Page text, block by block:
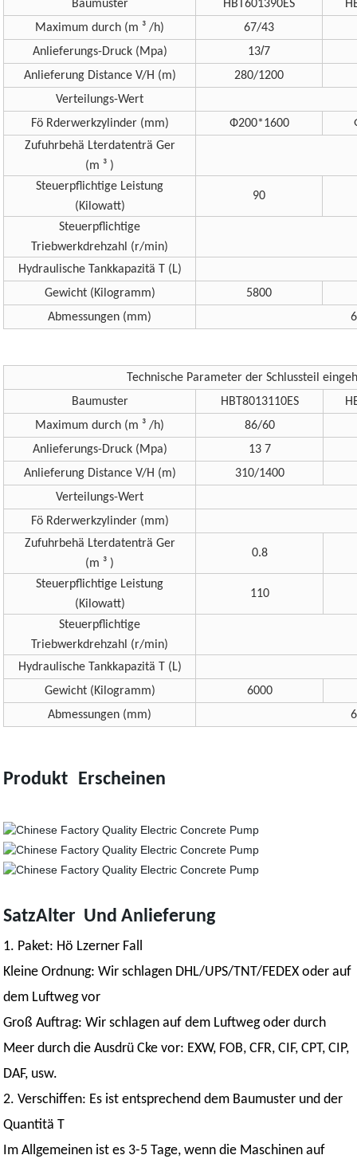
Baumuster HBT601390ES
Maximum durch (m ³ /h)
67/43
Anlieferungs-Druck (Mpa)
13/7
Anlieferung Distance V/H (m)
280/1200
Verteilungs-Wert
Fö Rderwerkzylinder (mm)
Ф200*1600
Zufuhrbehä Lterdatenträ Ger
(m ³ )
Steuerpflichtige Leistung
(Kilowatt)
90
Steuerpflichtige
Triebwerkdrehzahl (r/min)
Hydraulische Tankkapazitä T (L)
Gewicht (Kilogramm)
5800
Abmessungen (mm)
Technische Parameter der Schlussteil
Baumuster
HBT8013110ES
Maximum durch (m ³ /h)
86/60
Anlieferungs-Druck (Mpa)
13 7
Anlieferung Distance V/H (m)
310/1400
Verteilungs-Wert
Fö Rderwerkzylinder (mm)
Zufuhrbehä Lterdatenträ Ger
(m ³ )
0.8
Steuerpflichtige Leistung
(Kilowatt)
110
Steuerpflichtige
Triebwerkdrehzahl (r/min)
Hydraulische Tankkapazitä T (L)
Gewicht (Kilogramm)
6000
Abmessungen (mm)
Produkt Erscheinen
SatzAlter UndAnlieferung
1. Paket: Hö Lzerner Fall
Kleine Ordnung: Wir schlagen DHL/UPS/TNT/FEDEX oder auf
dem Luftweg vor
Groß Auftrag: Wir schlagen auf dem Luftweg oder durch
Meer durch die Ausdrü Cke vor: EXW, FOB, CFR, CIF, CPT, CIP,
DAF, usw.
2. Verschiffen: Es ist entsprechend dem Baumuster und der
Quantitä T
Im Allgemeinen ist es 3-5 Tage, wenn die Maschinen auf